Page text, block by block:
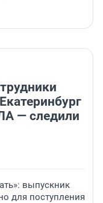
— следили
выпускник
для поступления